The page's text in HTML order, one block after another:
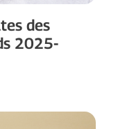
des
2025-